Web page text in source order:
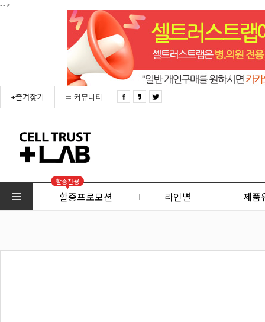
-->
+즐겨찾기 커뮤니티
할증전용
할증프로모션 라인별 제품